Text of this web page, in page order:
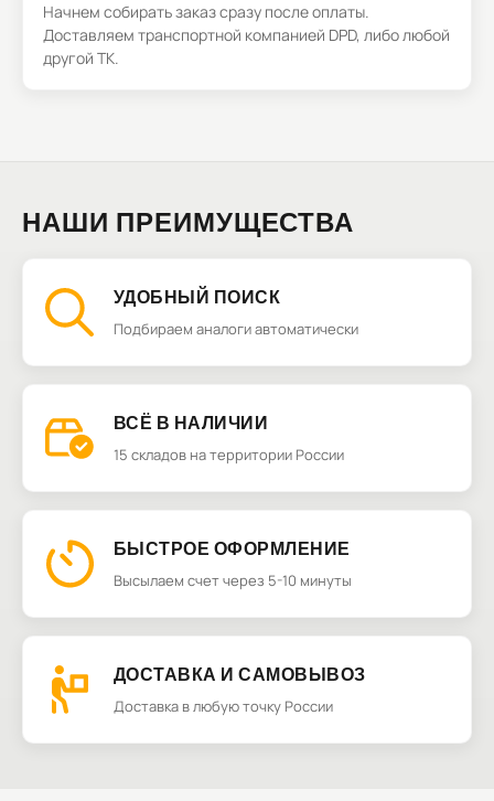
Начнем собирать заказ сразу после оплаты.
Доставляем транспортной компанией DPD, либо любой
другой ТК.
НАШИ ПРЕИМУЩЕСТВА
УДОБНЫЙ ПОИСК
Подбираем аналоги автоматически
ВСЁ В НАЛИЧИИ
15 складов на территории России
БЫСТРОЕ ОФОРМЛЕНИЕ
Высылаем счет через 5-10 минуты
ДОСТАВКА И САМОВЫВОЗ
Доставка в любую точку России